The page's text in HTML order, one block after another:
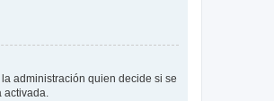
administración quien decide si se